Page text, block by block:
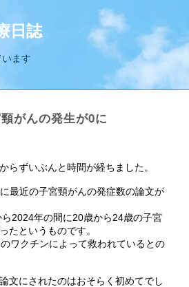
日誌
ます
がんの発生が0に
らずいぶんと時間が経ちました。
最近の子宮頸がんの発症数の論文が
2024年の間に20歳から24歳の子宮
たというものです。
ワクチンによって救われているとの
文にされたのはおそらく初めてでし